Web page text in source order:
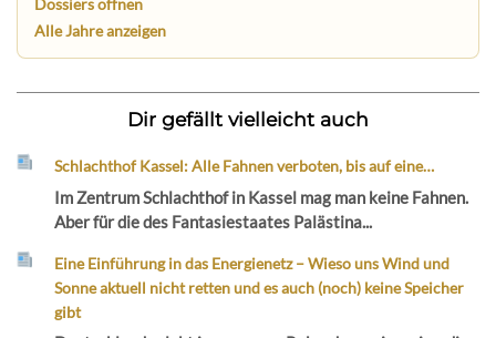
Alle Jahre anzeigen
Dir gefällt vielleicht auch
Schlachthof Kassel: Alle Fahnen verboten, bis auf eine…
Im Zentrum Schlachthof in Kassel mag man keine Fahnen.
Aber für die des Fantasiestaates Palästina...
Eine Einführung in das Energienetz – Wieso uns Wind und
Sonne aktuell nicht retten und es auch (noch) keine Speicher
gibt